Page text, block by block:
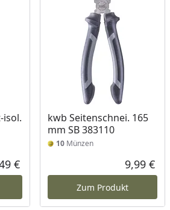
isol.
Aktueller Preis
€
kwb Seitenschnei. 165
mm SB 383110
10Münzen
9,99 €
Zum Produkt